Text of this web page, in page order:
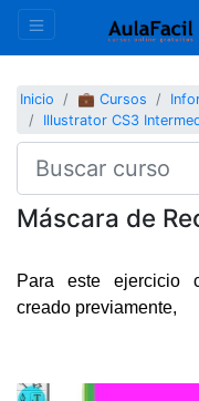
Inicio 💼 Cursos
Illustrator CS3
Máscara de
Para este ejercicio
creado previamente,